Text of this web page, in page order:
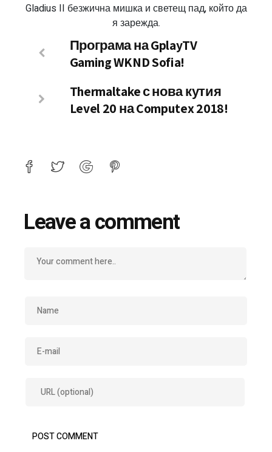
Gladius II безжична мишка и светещ пад, който да
я зарежда.
Програма на GplayTV
Gaming WKND Sofia!
Thermaltake с нова кутия
Level 20 на Computex 2018!
Leave a comment